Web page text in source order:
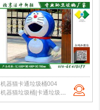
机器猫卡通垃圾桶004
机器猫垃圾桶|卡通垃圾桶|校园垃圾桶|幼儿园果皮箱|垃圾桶定制|北京洁净新雅